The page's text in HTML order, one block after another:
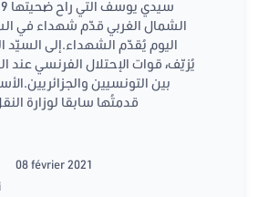
الشمال الغربي قدّم شهداء في
اليوم يُقدّم الشهداء.إلى السيّد
يُزيّف، قوات الإحتلال الفرنسي
بين التونسيين
قدمتُها سابقا لوزارة
08 février 2021